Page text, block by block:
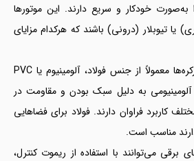
به‌صورت خودکار و سریع دارند. این موتورها
یا تیوبلار (درونی) باشند که هرکدام مزایای
: کرکره‌ها معمولاً از جنس فولاد، آلومینیوم یا PVC
به دلیل سبک بودن و مقاومت در
کاربرد فراوان دارند. فولاد برای فضاهایی
مناسب است.
برقی می‌توانند با استفاده از ریموت کنترل،